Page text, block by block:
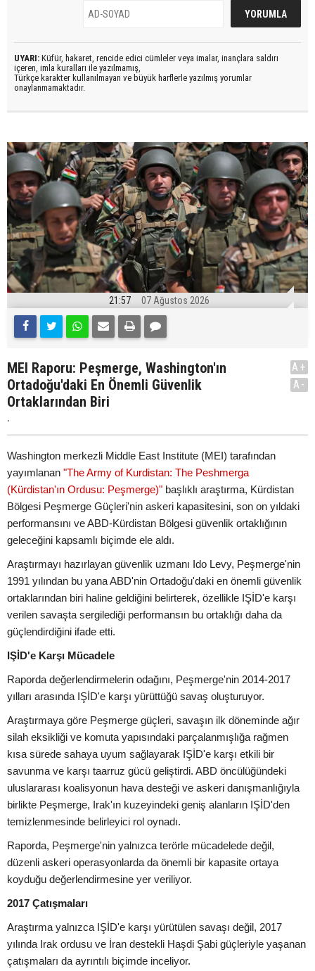
UYARI: Küfür, hakaret, rencide edici cümleler veya imalar, inançlara saldırı
içeren, imla kuralları ile yazılmamış,
Türkçe karakter kullanılmayan ve büyük harflerle yazılmış yorumlar
onaylanmamaktadır.
21:57 07 Ağustos 2026
MEI Raporu: Peşmerge, Washington'ın
Ortadoğu'daki En Önemli Güvenlik
Ortaklarından Biri
.
A+
A-
Washington merkezli Middle East Institute (MEI) tarafından
yayımlanan "The Army of Kurdistan: The Peshmerga
(Kürdistan'ın Ordusu: Peşmerge)" başlıklı araştırma, Kürdistan
Bölgesi Peşmerge Güçleri'nin askeri kapasitesini, son on yıldaki
performansını ve ABD-Kürdistan Bölgesi güvenlik ortaklığının
geleceğini kapsamlı biçimde ele aldı.
Araştırmayı hazırlayan güvenlik uzmanı Ido Levy, Peşmerge'nin
1991 yılından bu yana ABD'nin Ortadoğu'daki en önemli güvenlik
ortaklarından biri haline geldiğini belirterek, özellikle IŞİD'e karşı
verilen savaşta sergilediği performansın bu ortaklığı daha da
güçlendirdiğini ifade etti.
IŞİD'e Karşı Mücadele
Raporda değerlendirmelerin odağını, Peşmerge'nin 2014-2017
yılları arasında IŞİD'e karşı yürüttüğü savaş oluşturuyor.
Araştırmaya göre Peşmerge güçleri, savaşın ilk döneminde ağır
silah eksikliği ve komuta yapısındaki parçalanmışlığa rağmen
kısa sürede sahaya uyum sağlayarak IŞİD'e karşı etkili bir
savunma ve karşı taarruz gücü geliştirdi. ABD öncülüğündeki
uluslararası koalisyonun hava desteği ve askeri danışmanlığıyla
birlikte Peşmerge, Irak'ın kuzeyindeki geniş alanların IŞİD'den
temizlenmesinde belirleyici rol oynadı.
Raporda, Peşmerge'nin yalnızca terörle mücadelede değil,
düzenli askeri operasyonlarda da önemli bir kapasite ortaya
koyduğu değerlendirmesine yer veriliyor.
2017 Çatışmaları
Araştırma yalnızca IŞİD'e karşı yürütülen savaşı değil, 2017
yılında Irak ordusu ve İran destekli Haşdi Şabi güçleriyle yaşanan
çatışmaları da ayrıntılı biçimde inceliyor.